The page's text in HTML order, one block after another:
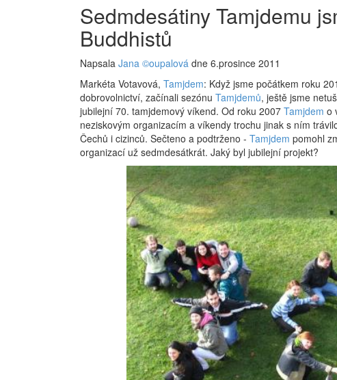
Sedmdesátiny Tamjdemu
Buddhistů
Napsala Jana ©oupalová dne 6.prosince 2011
Markéta Votavová, Tamjdem: Když jsme počátkem roku
dobrovolnictví, začínali sezónu Tamjdemů, ještě jsme
jubilejní 70. tamjdemový víkend. Od roku 2007 Tamjdem o
neziskovým organizacím a víkendy trochu jinak s ním
Čechů i cizinců. Sečteno a podtrženo - Tamjdem pomohl
organizací už sedmdesátkrát. Jaký byl jubilejní projekt?